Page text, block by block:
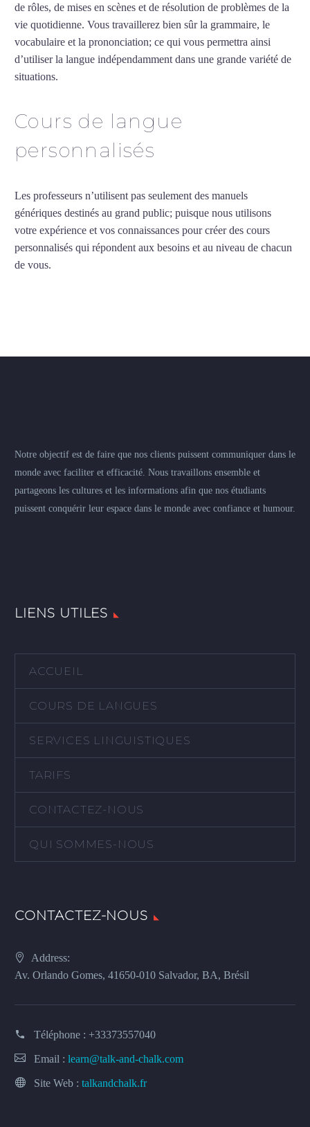
de rôles, de mises en scènes et de résolution de problèmes de la
vie quotidienne. Vous travaillerez bien sûr la grammaire, le
vocabulaire et la prononciation; ce qui vous permettra ainsi
d’utiliser la langue indépendamment dans une grande variété de
situations.
Cours de langue
personnalisés
Les professeurs n’utilisent pas seulement des manuels
génériques destinés au grand public; puisque nous utilisons
votre expérience et vos connaissances pour créer des cours
personnalisés qui répondent aux besoins et au niveau de chacun
de vous.
Notre objectif est de faire que nos clients puissent communiquer dans le
monde avec faciliter et efficacité. Nous travaillons ensemble et
partageons les cultures et les informations afin que nos étudiants
puissent conquérir leur espace dans le monde avec confiance et humour.
LIENS UTILES
ACCUEIL
COURS DE LANGUES
SERVICES LINGUISTIQUES
TARIFS
CONTACTEZ-NOUS
QUI SOMMES-NOUS
CONTACTEZ-NOUS
Address:
Av. Orlando Gomes, 41650-010 Salvador, BA, Brésil
Téléphone : +33373557040
Email : learn@talk-and-chalk.com
Site Web : talkandchalk.fr